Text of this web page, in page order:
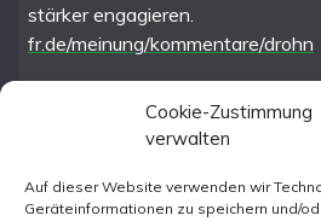
Cookie-Zustimmung
verwalten
Auf dieser Website verwenden wir
Geräteinformationen zu speichern und/
stärker engagieren.
fr.de/meinung/kommentare/drohn